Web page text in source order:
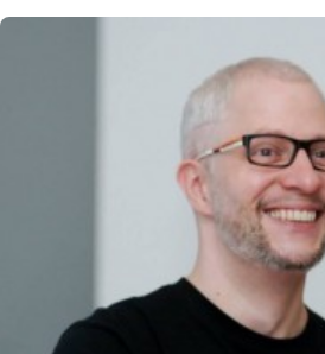
a článků v novinách. Pracovní
krátký den,“ říká Petr Stöhr. » 4 …